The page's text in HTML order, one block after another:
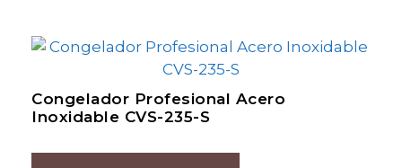
Congelador Profesional Acero
Inoxidable CVS-235-S